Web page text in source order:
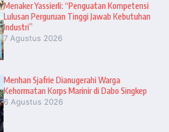
Menaker Yassierli: “Penguatan Kompetensi
Lulusan Perguruan Tinggi Jawab Kebutuhan
Industri”
7 Agustus 2026
Menhan Sjafrie Dianugerahi Warga
Kehormatan Korps Marinir di Dabo Singkep
6 Agustus 2026